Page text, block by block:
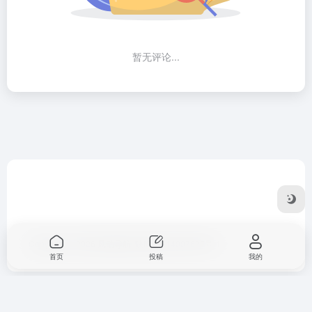
暂无评论...
Copyright © 2026 陕ICP备14007627号-1
首页 投稿 我的